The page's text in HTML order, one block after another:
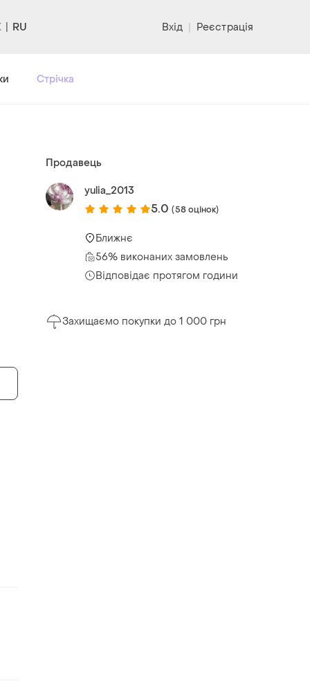
RU Вхід | Реєстрація
Стрічка
Продавець
yulia_2013
5.0 (58 оцінок)
Ближнє
56% виконаних замовлень
Відповідає протягом години
Захищаємо покупки до 1 000 грн